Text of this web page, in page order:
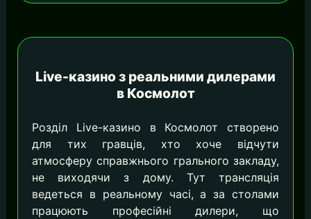
Live-казино з реальними дилерами
в Космолот
Розділ Live-казино в Космолот створено
для тих гравців, хто хоче відчути
атмосферу справжнього грального закладу,
не виходячи з дому. Тут трансляція
ведеться в реальному часі, а за столами
працюють професійні дилери, що